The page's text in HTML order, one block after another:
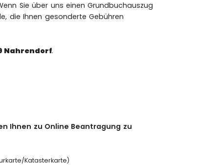
Sie über uns einen Grundbuchauszug
die Ihnen gesonderte Gebühren
Nahrendorf.
Ihnen zu Online Beantragung zu
Katasterkarte)